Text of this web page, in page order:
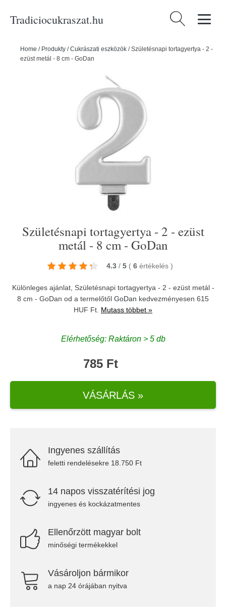
Tradiciocukraszat.hu Keresés:
Home / Produkty /Cukrászati eszközök /Születésnapi tortagyertya - 2 -
ezüst metál - 8 cm - GoDan
Születésnapi tortagyertya - 2 - ezüst
metál - 8 cm - GoDan
4.3 / 5 ( 6 értékelés )
Különleges ajánlat, Születésnapi tortagyertya - 2 - ezüst metál -
8 cm - GoDan od a termelőtől GoDan kedvezményesen 615
HUF Ft. Mutass többet »
Elérhetőség: Raktáron > 5 db
785 Ft
VÁSÁRLÁS »
Ingyenes szállítás
feletti rendelésekre 18.750 Ft
14 napos visszatérítési jog
ingyenes és kockázatmentes
Ellenőrzött magyar bolt
minőségi termékekkel
Vásároljon bármikor
a nap 24 órájában nyitva